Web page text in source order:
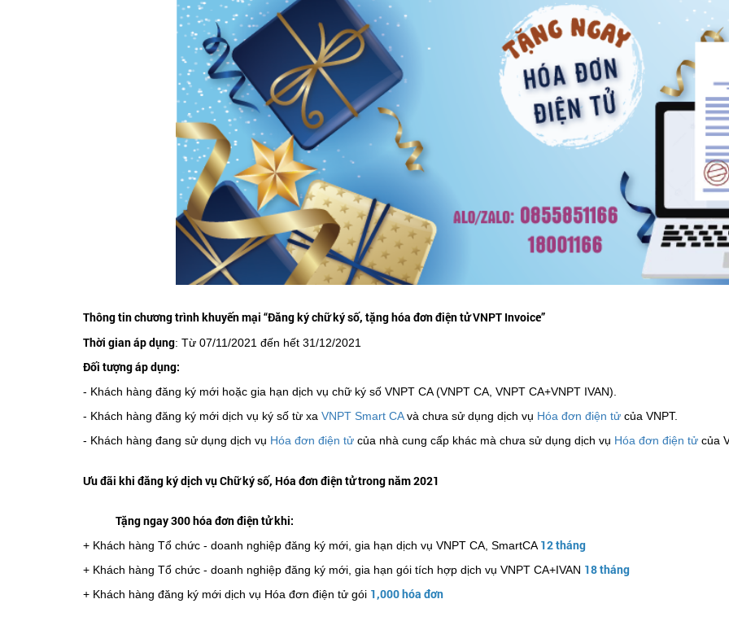
Thông tin chương trình khuyến mại “Đăng ký chữ ký số, tặng hóa đơn điện tử VNPT Invoice”
Thời gian áp dụng: Từ 07/11/2021 đến hết 31/12/2021
Đối tượng áp dụng:
- Khách hàng đăng ký mới hoặc gia hạn dịch vụ chữ ký số VNPT CA (VNPT CA, VNPT CA+VNPT IVAN).
- Khách hàng đăng ký mới dịch vụ ký số từ xa VNPT Smart CAvà chưa sử dụng dịch vụ Hóa đơn điện tử của VNPT.
- Khách hàng đang sử dụng dịch vụ Hóa đơn điện tử của nhà cung cấp khác mà chưa sử dụng dịch vụ Hóa đơn điện tử của
Ưu đãi khi đăng ký dịch vụ Chữ ký số, Hóa đơn điện tử trong năm 2021
Tặng ngay 300 hóa đơn điện tử khi:
+ Khách hàng Tổ chức - doanh nghiệp đăng ký mới, gia hạn dịch vụ VNPT CA, SmartCA 12 tháng
+ Khách hàng Tổ chức - doanh nghiệp đăng ký mới, gia hạn gói tích hợp dịch vụ VNPT CA+IVAN 18 tháng
+ Khách hàng đăng ký mới dịch vụ Hóa đơn điện tử gói 1,000 hóa đơn